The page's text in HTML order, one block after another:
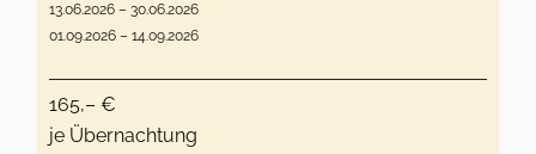
13.06.2026 – 30.06.2026
01.09.2026 – 14.09.2026
165,– €
je Übernachtung